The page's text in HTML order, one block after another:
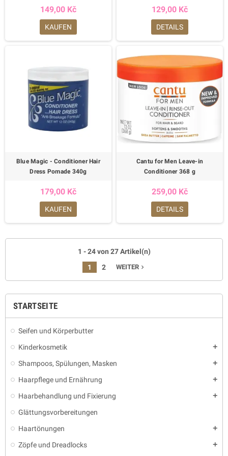
STARTSEITE
Seifen und Körperbutter
Kinderkosmetik
add
Shampoos, Spülungen, Masken add
Haarpflege und Ernährung add
Haarbehandlung und Fixierung add
Glättungsvorbereitungen
Haartönungen
add
Zöpfe und Dreadlocks add
149,00 Kč
KAUFEN
129,00 Kč
DETAILS
Blue Magic - Conditioner Hair
Dress Pomade 340g
179,00 Kč
KAUFEN
Cantu for Men Leave-in
Conditioner 368 g
259,00 Kč
DETAILS
1 - 24 von 27 Artikel(n)
1
2 WEITERnavigate_next